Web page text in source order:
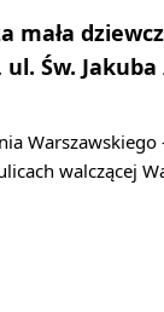
mała
Św.
walczącej